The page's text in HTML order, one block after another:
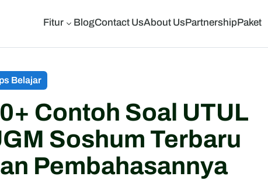
Fitur3 BlogContact UsAbout UsPartnershipPaket
Belajar
Contoh Soal UTUL
Soshum Terbaru
Pembahasannya